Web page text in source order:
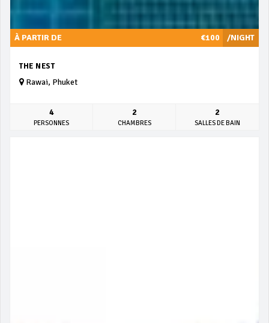
/NIGHT
À PARTIR DE €100
THE NEST
Rawai, Phuket
4
PERSONNES
2
CHAMBRES
2
SALLES DE BAIN